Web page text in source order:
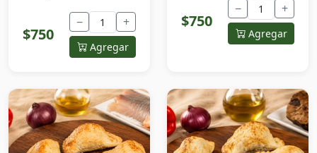
$750
− +
Agregar
$750
− +
Agregar